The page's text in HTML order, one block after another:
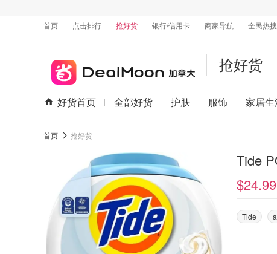
首页
点击排行 抢好货 银行/信用卡 商家导航 全民热搜
抢好货
好货首页 全部好货 护肤 服饰 家居生
首页 抢好货
Tide
$24.99
Tide